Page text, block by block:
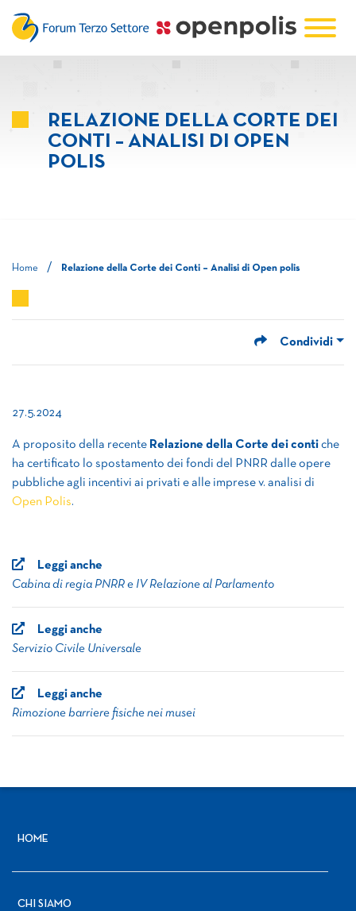
RELAZIONE DELLA CORTE DEI
CONTI – ANALISI DI OPEN
POLIS
Home / Relazione della Corte dei Conti – Analisi di Open polis
Condividi
27.5.2024
A proposito della recente Relazione della Corte dei conti che
ha certificato lo spostamento dei fondi del PNRR dalle opere
pubbliche agli incentivi ai privati e alle imprese v. analisi di
Open Polis.
Leggi anche
Cabina di regia PNRR e IV Relazione al Parlamento
Leggi anche
Servizio Civile Universale
Leggi anche
Rimozione barriere fisiche nei musei
HOME
CHI SIAMO